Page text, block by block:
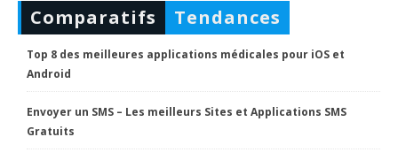
Comparatifs Tendances
Top 8 des meilleures applications médicales pour iOS et
Android
Envoyer un SMS – Les meilleurs Sites et Applications SMS
Gratuits